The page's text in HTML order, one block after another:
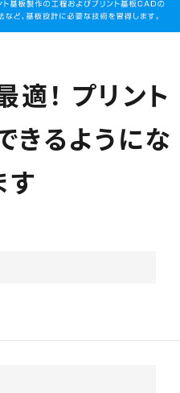
適！ プリント
きるようにな
す